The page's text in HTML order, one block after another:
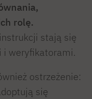
rolę.
stają się
weryfikatorami.
ostrzeżenie:
się